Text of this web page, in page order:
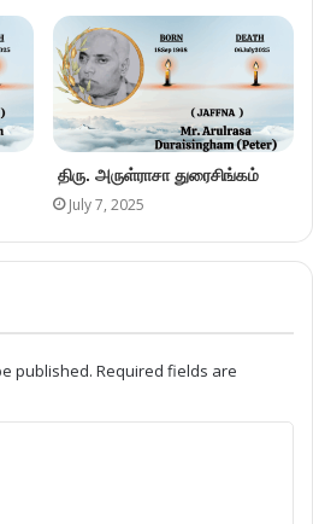
திரு. அருள்ராசா துரைசிங்கம்
July 7, 2025
published. Required fields are